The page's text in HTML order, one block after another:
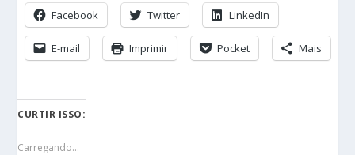
Facebook Twitter LinkedIn
E-mail Imprimir Pocket Mais
CURTIR ISSO:
Carregando...